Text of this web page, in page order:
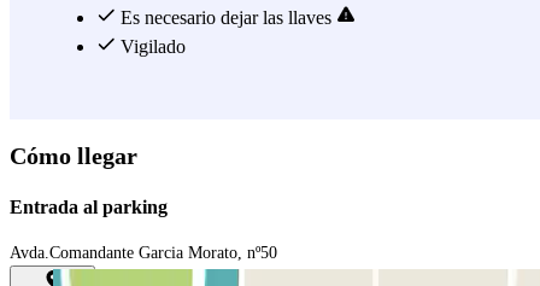
Es necesario dejar las llaves
Vigilado
Cómo llegar
Entrada al parking
Avda.Comandante Garcia Morato, nº50